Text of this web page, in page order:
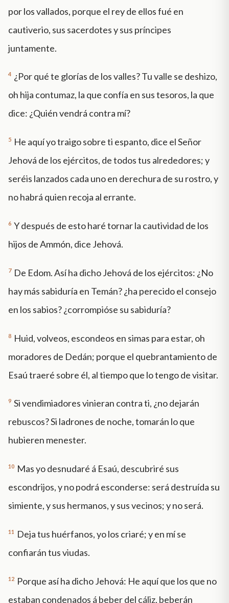
por los vallados, porque el rey de ellos fué en
cautiverio, sus sacerdotes y sus príncipes
juntamente.
4 ¿Por qué te glorías de los valles? Tu valle se deshizo,
oh hija contumaz, la que confía en sus tesoros, la que
dice: ¿Quién vendrá contra mí?
5 He aquí yo traigo sobre ti espanto, dice el Señor
Jehová de los ejércitos, de todos tus alrededores; y
seréis lanzados cada uno en derechura de su rostro, y
no habrá quien recoja al errante.
6 Y después de esto haré tornar la cautividad de los
hijos de Ammón, dice Jehová.
7 De Edom. Así ha dicho Jehová de los ejércitos: ¿No
hay más sabiduría en Temán? ¿ha perecido el consejo
en los sabios? ¿corrompióse su sabiduría?
8 Huid, volveos, escondeos en simas para estar, oh
moradores de Dedán; porque el quebrantamiento de
Esaú traeré sobre él, al tiempo que lo tengo de visitar.
9 Si vendimiadores vinieran contra ti, ¿no dejarán
rebuscos? Si ladrones de noche, tomarán lo que
hubieren menester.
10 Mas yo desnudaré á Esaú, descubriré sus
escondrijos, y no podrá esconderse: será destruída su
simiente, y sus hermanos, y sus vecinos; y no será.
11
Deja tus huérfanos, yo los criaré; y en mí se
confiarán tus viudas.
12 Porque así ha dicho Jehová: He aquí que los que no
estaban condenados á beber del cáliz, beberán